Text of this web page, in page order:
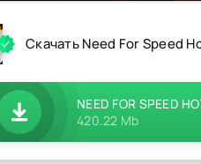
Скачать Need For Speed
NEED FOR SPEED
420.22 Mb